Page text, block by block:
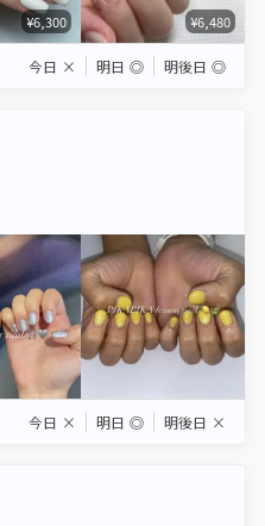
¥6,300 ¥6,480
今日 × 明日 ◎ 明後日 ◎
今日 × 明日 ◎ 明後日 ×